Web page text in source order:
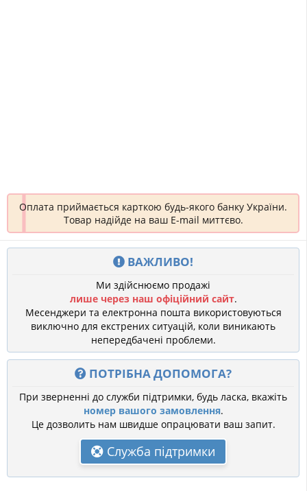
Оплата приймається карткою будь-якого банку України.
Товар надійде на ваш E-mail миттєво.
ВАЖЛИВО!
Ми здійснюємо продажі
лише через наш офіційний сайт.
Месенджери та електронна пошта використовуються
виключно для екстрених ситуацій, коли виникають
непередбачені проблеми.
ПОТРІБНА ДОПОМОГА?
При зверненні до служби підтримки, будь ласка, вкажіть
номер вашого замовлення.
Це дозволить нам швидше опрацювати ваш запит.
Служба підтримки